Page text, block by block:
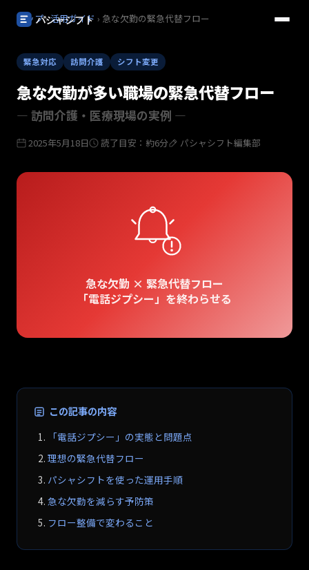
トップ›活用ガイド › 急な欠勤の緊急代替フロー
緊急対応 訪問介護 シフト変更
急な欠勤が多い職場の緊急代替フロー
— 訪問介護・医療現場の実例 —
2025年5月18日 読了目安：約6分 パシャシフト編集部
急な欠勤 × 緊急代替フロー
「電話ジプシー」を終わらせる
この記事の内容
「電話ジプシー」の実態と問題点
理想の緊急代替フロー
パシャシフトを使った運用手順
急な欠勤を減らす予防策
フロー整備で変わること